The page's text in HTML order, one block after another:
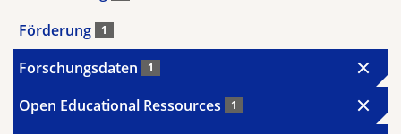
Förderung 1
Forschungsdaten 1
Open Educational Ressources 1